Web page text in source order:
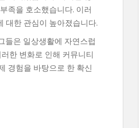
족을 호소했습니다. 이러
대한 관심이 높아졌습니다.
들은 일상생활에 자연스럽
한 변화로 인해 커뮤니티
경험을 바탕으로 한 확신